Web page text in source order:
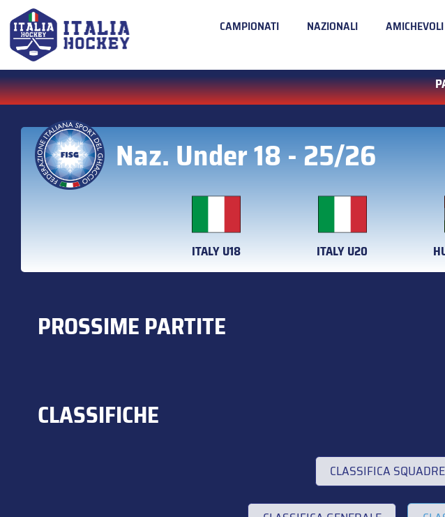
CAMPIONATI NAZIONALI AMICHEVOLI
Naz. Under 18 - 25/26
ITALY U18 ITALY U20
PROSSIME PARTITE
CLASSIFICHE
CLASSIFICA SQUADRE